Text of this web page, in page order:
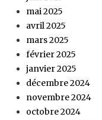
mai 2025
avril 2025
mars 2025
février 2025
janvier 2025
décembre 2024
novembre 2024
octobre 2024